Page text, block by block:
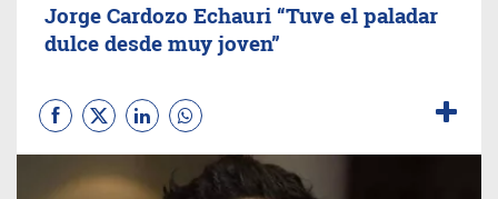
Jorge Cardozo Echauri “Tuve el paladar
dulce desde muy joven”